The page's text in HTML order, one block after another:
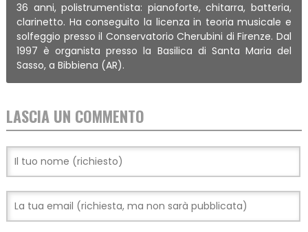
36 anni, polistrumentista: pianoforte, chitarra, batteria,
clarinetto. Ha conseguito la licenza in teoria musicale e
solfeggio presso il Conservatorio Cherubini di Firenze. Dal
1997 è organista presso la Basilica di Santa Maria del
Sasso, a Bibbiena (AR).
LASCIA UN COMMENTO